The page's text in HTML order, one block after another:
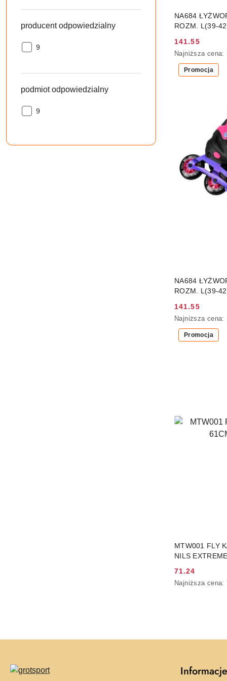
producent odpowiedzialny
producent
9
podmiot odpowiedzialny
podmiot
9
NA684
ROZM. L(39-
Cena
promocyjna:
141.55
Najniższa
cena
Najniższa cena:
NA684
ROZM. L(39-
Cena
promocyjna:
141.55
Najniższa
cena
Najniższa cena:
Promocja
MTW001 FLY
NILS EXTREME
Cena
promocyjna:
71.24
Najniższa
Najniższa cena:
Promocja
Informacje